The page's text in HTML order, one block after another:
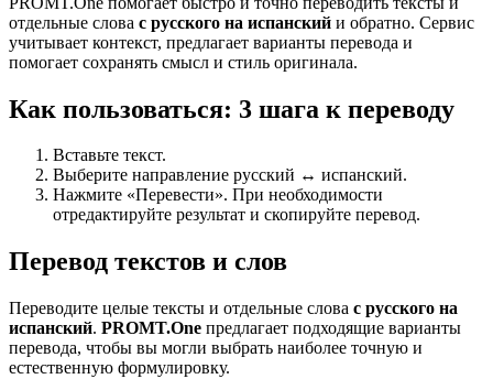
отдельные слова с русского на испанский и обратно. Сервис
учитывает контекст, предлагает варианты перевода и
помогает сохранять смысл и стиль оригинала.
Как пользоваться: 3 шага к переводу
Вставьте текст.
Выберите направление русский ↔ испанский.
Нажмите «Перевести». При необходимости
отредактируйте результат и скопируйте перевод.
Перевод текстов и слов
Переводите целые тексты и отдельные слова с русского на
испанский. PROMT.One предлагает подходящие варианты
перевода, чтобы вы могли выбрать наиболее точную и
естественную формулировку.